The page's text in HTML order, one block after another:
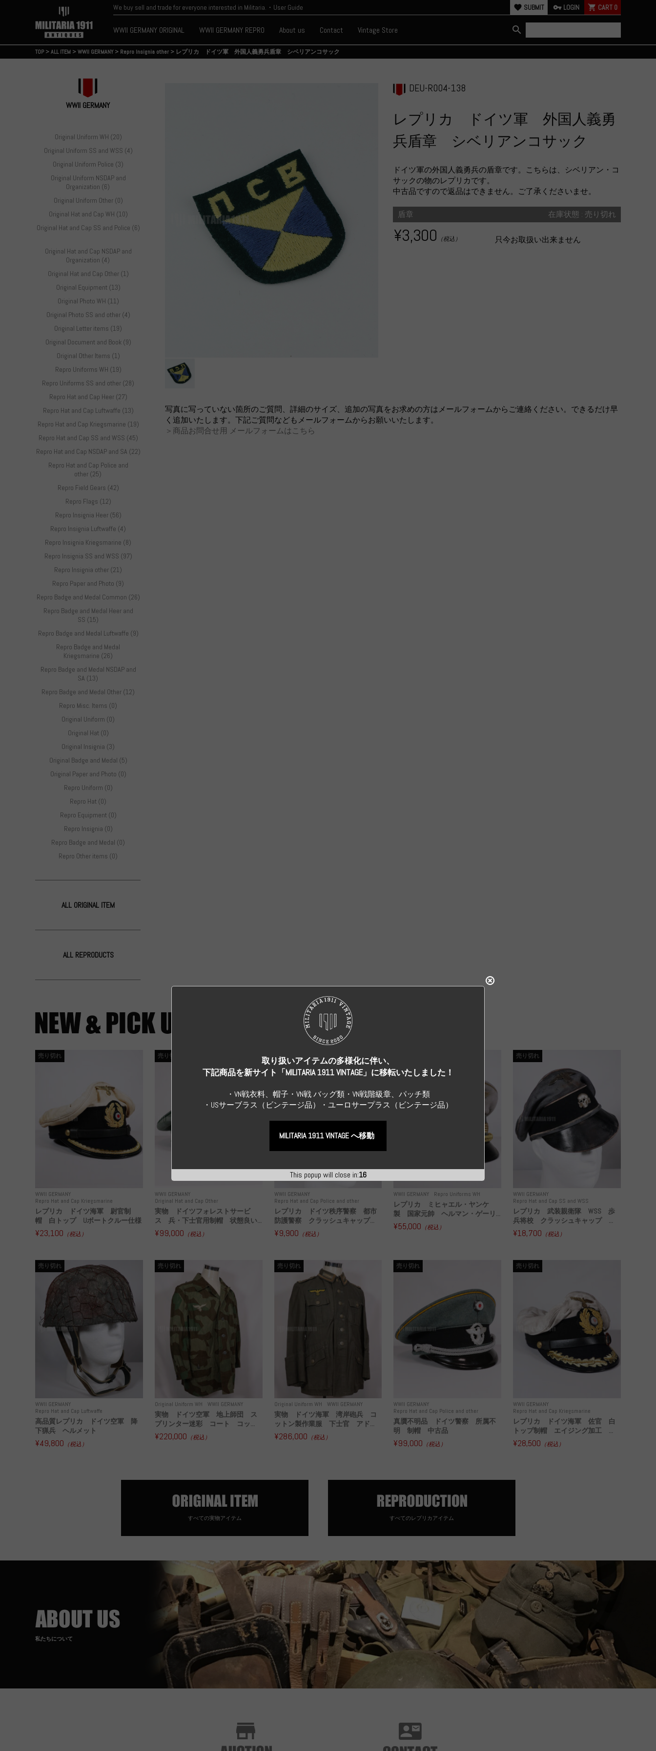
We buy sell and trade for everyone interested in Militaria.・User Guide favorite SUBMIT vpn_key LOGIN shopping_cart CART 0
WWII GERMANY ORIGINAL WWII GERMANY REPRO About us Contact Vintage Store search
TOP>ALL ITEM >WWII GERMANY > Repro Insignia other > レプリカ ドイツ軍 外国人義勇兵盾章 シベリアンコサック
WWII GERMANY
Original Uniform WH (20)
Original Uniform SS and WSS (4)
Original Uniform Police (3)
Original Uniform NSDAP and
Organization (6)
Original Uniform Other (0)
Original Hat and Cap WH (10)
Original Hat and Cap SS and Police (6)
Original Hat and Cap NSDAP and
Organization (4)
Original Hat and Cap Other (1)
Original Equipment (13)
Original Photo WH (11)
Original Photo SS and other (4)
Original Letter items (19)
Original Document and Book (9)
Original Other Items (1)
Repro Uniforms WH (19)
Repro Uniforms SS and other (28)
Repro Hat and Cap Heer (27)
Repro Hat and Cap Luftwaffe (13)
Repro Hat and Cap Kriegsmarine (19)
Repro Hat and Cap SS and WSS (45)
Repro Hat and Cap NSDAP and SA (22)
Repro Hat and Cap Police and
other (25)
Repro Field Gears (42)
Repro Flags (12)
Repro Insignia Heer (56)
Repro Insignia Luftwaffe (4)
Repro Insignia Kriegsmarine (8)
Repro Insignia SS and WSS (97)
Repro Insignia other (21)
Repro Paper and Photo (9)
Repro Badge and Medal Common (26)
Repro Badge and Medal Heer and
SS (15)
Repro Badge and Medal Luftwaffe (9)
Repro Badge and Medal
Kriegsmarine (26)
Repro Badge and Medal NSDAP and
SA (13)
Repro Badge and Medal Other (12)
Repro Misc. Items (0)
Original Uniform (0)
Original Hat (0)
Original Insignia (3)
Original Badge and Medal (5)
Original Paper and Photo (0)
Repro Uniform (0)
Repro Hat (0)
Repro Equipment (0)
Repro Insignia (0)
Repro Badge and Medal (0)
Repro Other items (0)
ALL ORIGINAL ITEM
ALL REPRODUCTS
DEU-R004-138
レプリカ ドイツ軍 外国人義勇
兵盾章 シベリアンコサック
ドイツ軍の外国人義勇兵の盾章です。こちらは、シベリアン・コ
サックの物のレプリカです。
中古品ですので返品はできません。ご了承くださいませ。
盾章 在庫状態 : 売り切れ
¥3,300 （税込） 只今お取扱い出来ません
写真に写っていない箇所のご質問、詳細のサイズ、追加の写真をお求めの方はメールフォームからご連絡ください。できるだけ早
く追加いたします。下記ご質問などもメールフォームからお願いいたします。
＞商品お問合せ用 メールフォームはこちら
WWII GERMANY
Repro Hat and Cap Kriegsmarine
売り切れ
レプリカ ドイツ海軍 尉官制
帽 白トップ Uボートクルー仕様
¥23,100 （税込）
WWII GERMANY
Original Hat and Cap Other
売り切れ
実物 ドイツフォレストサービ
ス 兵・下士官用制帽 状態良い...
¥99,000 （税込）
WWII GERMANY
Repro Hat and Cap Police and other
売り切れ
レプリカ ドイツ秩序警察 都市
防護警察 クラッシュキャップ...
¥9,900 （税込）
WWII GERMANY Repro Uniforms WH
レプリカ ミヒャエル・ヤンケ
製 国家元帥 ヘルマン・ゲーリ...
¥55,000 （税込）
WWII GERMANY
Repro Hat and Cap SS and WSS
売り切れ
レプリカ 武装親衛隊 WSS 歩
兵将校 クラッシュキャップ ...
¥18,700 （税込）
WWII GERMANY
Repro Hat and Cap Luftwaffe
売り切れ
高品質レプリカ ドイツ空軍 降
下猟兵 ヘルメット
¥49,800 （税込）
Original Uniform WH WWII GERMANY
売り切れ
実物 ドイツ空軍 地上師団 ス
プリンター迷彩 コート コッ...
¥220,000 （税込）
Original Uniform WH WWII GERMANY
売り切れ
実物 ドイツ海軍 湾岸砲兵 コ
ットン製作業服 下士官 アド...
¥286,000 （税込）
WWII GERMANY
Repro Hat and Cap Police and other
売り切れ
真贋不明品 ドイツ警察 所属不
明 制帽 中古品
¥99,000 （税込）
WWII GERMANY
Repro Hat and Cap Kriegsmarine
売り切れ
レプリカ ドイツ海軍 佐官 白
トップ制帽 エイジング加工 ...
¥28,500 （税込）
すべての実物アイテム すべてのレプリカアイテム
私たちについて
This popup will close in:15
取り扱いアイテムの多様化に伴い、
下記商品を新サイト「MILITARIA 1911 VINTAGE」に移転いたしました！
・VN戦衣料、帽子・VN戦 バッグ類・VN戦階級章、パッチ類
・USサーブラス（ビンテージ品）・ユーロサープラス（ビンテージ品）
MILITARIA 1911 VINTAGE へ移動